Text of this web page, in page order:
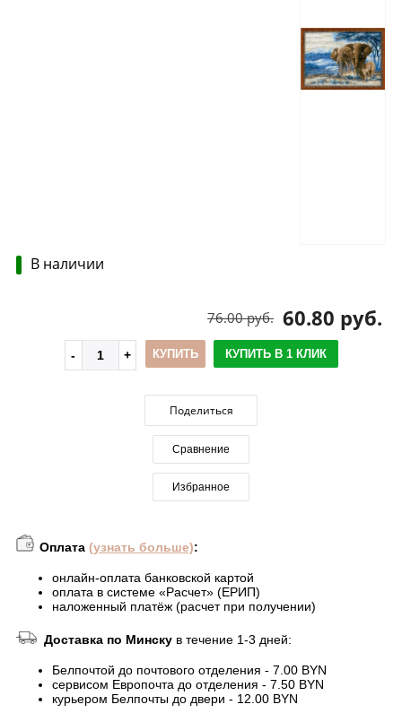
В наличии
60.80 руб.
76.00 руб.
КУПИТЬ КУПИТЬ В 1 КЛИК
Поделиться
Сравнение
Избранное
Оплата (узнать больше):
онлайн-оплата банковской картой
оплата в системе «Расчет» (ЕРИП)
наложенный платёж (расчет при получении)
Доставка по Минску в течение 1-3 дней:
Белпочтой до почтового отделения - 7.00 BYN
сервисом Европочта до отделения - 7.50 BYN
курьером Белпочты до двери - 12.00 BYN